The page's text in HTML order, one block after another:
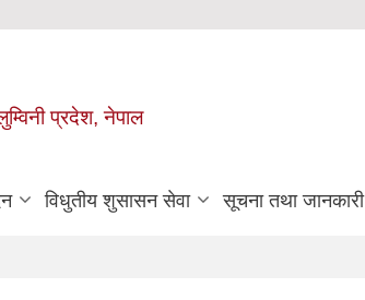
प्रदेश, नेपाल
विधुतीय शुसासन सेवा सूचना तथा जानकारी